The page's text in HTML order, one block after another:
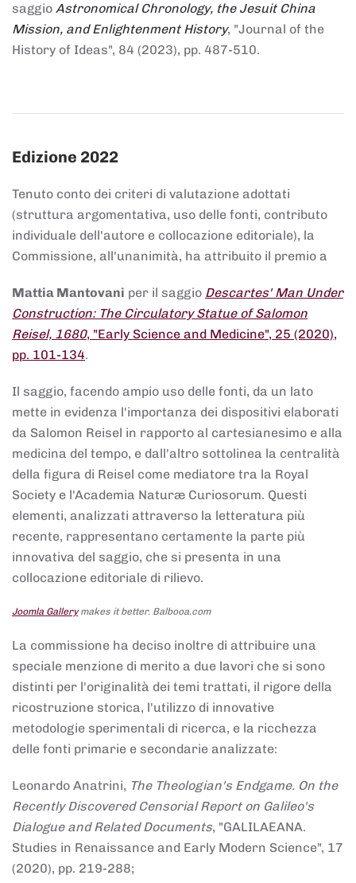
saggio Astronomical Chronology, the Jesuit China
Mission, and Enlightenment History, "Journal of the
History of Ideas", 84 (2023), pp. 487-510.
Edizione 2022
Tenuto conto dei criteri di valutazione adottati
(struttura argomentativa, uso delle fonti, contributo
individuale dell'autore e collocazione editoriale), la
Commissione, all'unanimità, ha attribuito il premio a
Mattia Mantovani per il saggio Descartes' Man Under
Construction: The Circulatory Statue of Salomon
Reisel, 1680, "Early Science and Medicine", 25 (2020),
pp. 101-134.
Il saggio, facendo ampio uso delle fonti, da un lato
mette in evidenza l'importanza dei dispositivi elaborati
da Salomon Reisel in rapporto al cartesianesimo e alla
medicina del tempo, e dall'altro sottolinea la centralità
della figura di Reisel come mediatore tra la Royal
Society e l'Academia Naturæ Curiosorum. Questi
elementi, analizzati attraverso la letteratura più
recente, rappresentano certamente la parte più
innovativa del saggio, che si presenta in una
collocazione editoriale di rilievo.
Joomla Gallerymakes it better. Balbooa.com
La commissione ha deciso inoltre di attribuire una
speciale menzione di merito a due lavori che si sono
distinti per l'originalità dei temi trattati, il rigore della
ricostruzione storica, l'utilizzo di innovative
metodologie sperimentali di ricerca, e la ricchezza
delle fonti primarie e secondarie analizzate:
Leonardo Anatrini, The Theologian's Endgame. On the
Recently Discovered Censorial Report on Galileo's
Dialogue and Related Documents, "GALILAEANA.
Studies in Renaissance and Early Modern Science", 17
(2020), pp. 219-288;